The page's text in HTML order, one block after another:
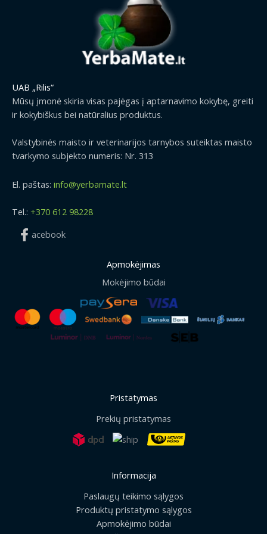
UAB „Rilis“
Mūsų įmonė skiria visas pajėgas į aptarnavimo kokybę, greiti
ir kokybiškus bei natūralius produktus.
Valstybinės maisto ir veterinarijos tarnybos suteiktas maisto
tvarkymo subjekto numeris: Nr. 313
El. paštas: info@yerbamate.lt
Tel.: +370 612 98228
acebook
Apmokėjimas
Mokėjimo būdai
Pristatymas
Prekių pristatymas
Informacija
Paslaugų teikimo sąlygos
Produktų pristatymo sąlygos
Apmokėjimo būdai